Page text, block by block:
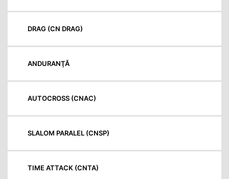
DRAG (CN DRAG)
ANDURANŢĂ
AUTOCROSS (CNAC)
SLALOM PARALEL (CNSP)
TIME ATTACK (CNTA)